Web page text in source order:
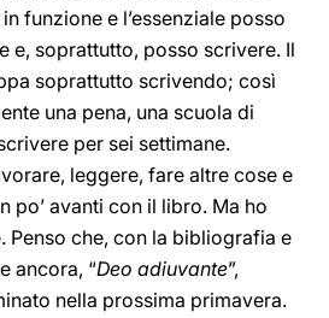
funzione e l’essenziale posso
e, soprattutto, posso scrivere. Il
soprattutto scrivendo; così
una pena, una scuola di
per sei settimane.
leggere, fare altre cose e
po’ avanti con il libro. Ma ho
Penso che, con la bibliografia e
ancora, “Deo adiuvante”,
nella prossima primavera.